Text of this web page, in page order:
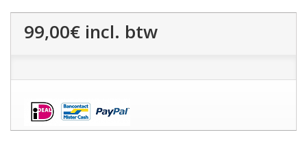
99,00€ incl. btw